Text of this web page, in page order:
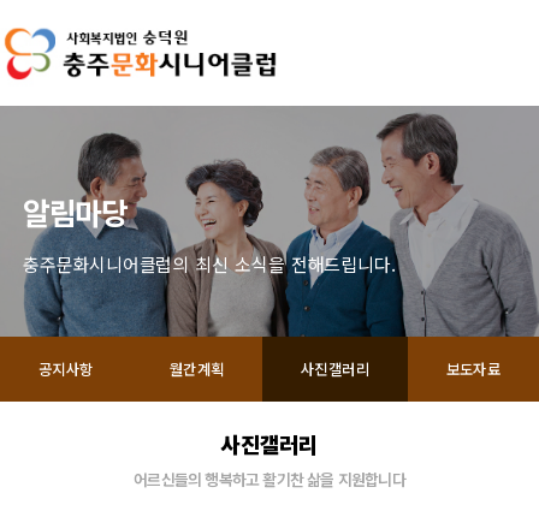
알림마당
충주문화시니어클럽의 최신 소식을 전해드립니다.
공지사항 월간계획 사진갤러리 보도자료
사진갤러리
어르신들의 행복하고 활기찬 삶을 지원합니다